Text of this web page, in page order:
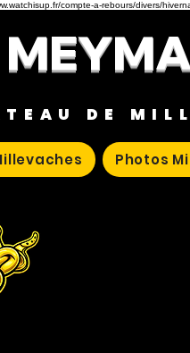
compte-a-rebours/divers/
DE
Photos